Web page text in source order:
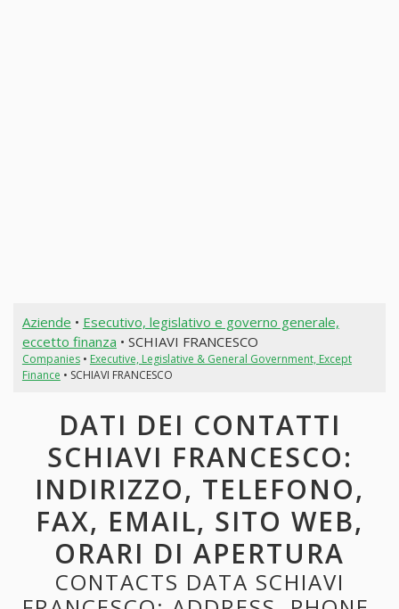
Aziende • Esecutivo, legislativo e governo generale,
eccetto finanza • SCHIAVI FRANCESCO
Companies• Executive, Legislative & General Government, Except
Finance • SCHIAVI FRANCESCO
DATI DEI CONTATTI
SCHIAVI FRANCESCO:
INDIRIZZO, TELEFONO,
FAX, EMAIL, SITO WEB,
ORARI DI APERTURA
CONTACTS DATA SCHIAVI